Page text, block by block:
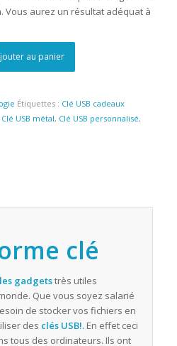
Vous aurez un résultat adéquat à
au panier
Étiquettes : Clé USB cadeaux
Clé USB métal, Clé USB personnalisé,
clé
gadgetstrès utiles
Que vous soyez salarié
de stocker vos fichiers en
des clés USB!.En effet ceci
tous des ordinateurs. Ils ont